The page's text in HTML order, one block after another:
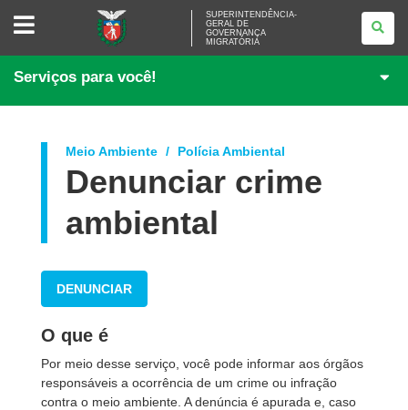
SUPERINTENDÊNCIA-
GOVERNANÇA
SUPERINTENDÊNCIA-
GERAL DE
GOVERNANÇA
MIGRATÓRIA
Serviços para você!
Meio Ambiente Polícia Ambiental
Denunciar crime
ambiental
DENUNCIAR
O que é
Por meio desse serviço, você pode informar aos órgãos
responsáveis a ocorrência de um crime ou infração
contra o meio ambiente. A denúncia é apurada e, caso